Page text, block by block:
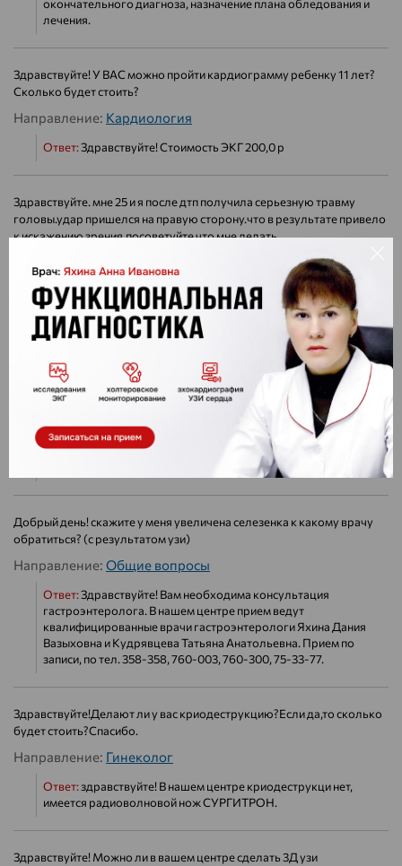
окончательного диагноза, назначение плана обледования и
лечения.
Здравствуйте! У ВАС можно пройти кардиограмму ребенку 11 лет?
Сколько будет стоить?
Направление: Кардиология
Ответ:Здравствуйте! Стоимость ЭКГ 200,0 р
Здравствуйте. мне 25 и я после дтп получила серьезную травму
головы.удар пришелся на правую сторону.что в результате привело
к искажению зрения.посоветуйте что мне делать.
Ответ:Здравствуйте! Первично вам необходимо провести
МРТ томографию головного мозга, консультацяи врача
офтальмолога.
Здравствуйте у мамы очень сильно болят ноги, колени, они опухли и
вены видны,боль начинается когда она ложится спать!!!
Ответ:Здравствуйте! Вам необходима консультация врача
сосудистого хирурга-флеболога и возможно ревматолога.
Добрый день! скажите у меня увеличена селезенка к какому врачу
обратиться? (с результатом узи)
Направление: Общие вопросы
Ответ:Здравствуйте! Вам необходима консультация
гастроэнтеролога. В нашем центре прием ведут
квалифицированные врачи гастроэнтерологи Яхина Дания
Вазыховна и Кудрявцева Татьяна Анатольевна. Прием по
записи, по тел. 358-358, 760-003, 760-300, 75-33-77.
Здравствуйте!Делают ли у вас криодеструкцию?Если да,то сколько
будет стоить?Спасибо.
Направление: Гинеколог
Ответ:здравствуйте! В нашем центре криодеструкци нет,
имеется радиоволновой нож СУРГИТРОН.
Здравствуйте! Можно ли в вашем центре сделать 3Д узи